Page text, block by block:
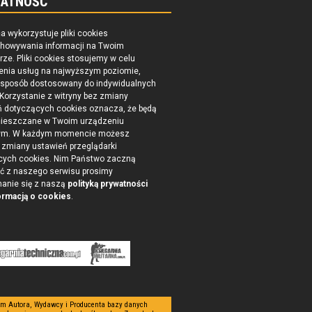
wykorzystuje pliki cookies
informacji na Twoim
Pliki cookies stosujemy w celu
usług na najwyższym poziomie,
dostosowany do indywidualnych
z witryny bez zmiany
dotyczących cookies oznacza, że będą
w Twoim urządzeniu
W każdym momencie możesz
zmiany ustawień przeglądarki
cookies. Nim Państwo zaczną
z naszego serwisu prosimy
się z naszą polityką prywatności
o cookies.
Autora, Wydawcy i Producenta bazy danych